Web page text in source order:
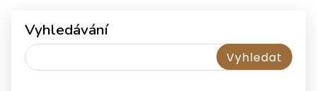
Vyhledávání